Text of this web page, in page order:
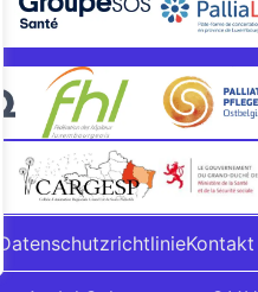
DatenschutzrichtlinieKontakt